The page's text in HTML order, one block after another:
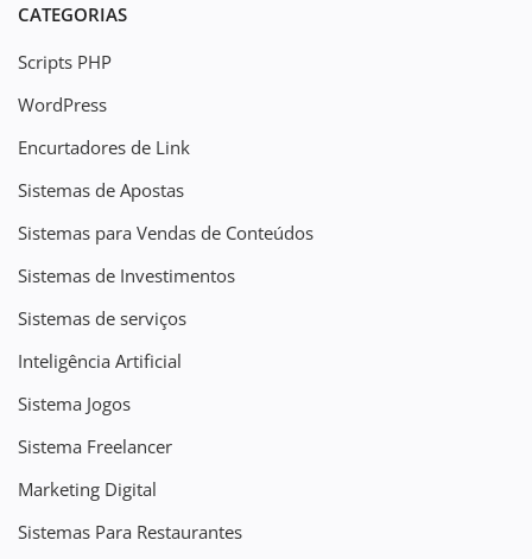
CATEGORIAS
Scripts PHP
WordPress
Encurtadores de Link
Sistemas de Apostas
Sistemas para Vendas de Conteúdos
Sistemas de Investimentos
Sistemas de serviços
Inteligência Artificial
Sistema Jogos
Sistema Freelancer
Marketing Digital
Sistemas Para Restaurantes